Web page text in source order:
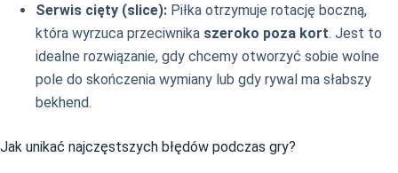
Serwis cięty (slice): Piłka otrzymuje rotację boczną,
która wyrzuca przeciwnika szeroko poza kort. Jest to
idealne rozwiązanie, gdy chcemy otworzyć sobie wolne
pole do skończenia wymiany lub gdy rywal ma słabszy
bekhend.
Jak unikać najczęstszych błędów podczas gry?